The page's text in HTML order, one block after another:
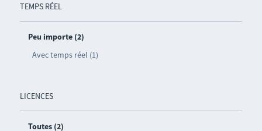
TEMPS RÉEL
Peu importe (2)
Avec temps réel (1)
LICENCES
Toutes (2)